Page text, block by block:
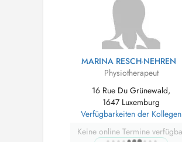
MARINA RESCH-NEHREN
Physiotherapeut
16 Rue Du Grünewald,
1647 Luxemburg
Verfügbarkeiten der Kollegen
Keine online Termine